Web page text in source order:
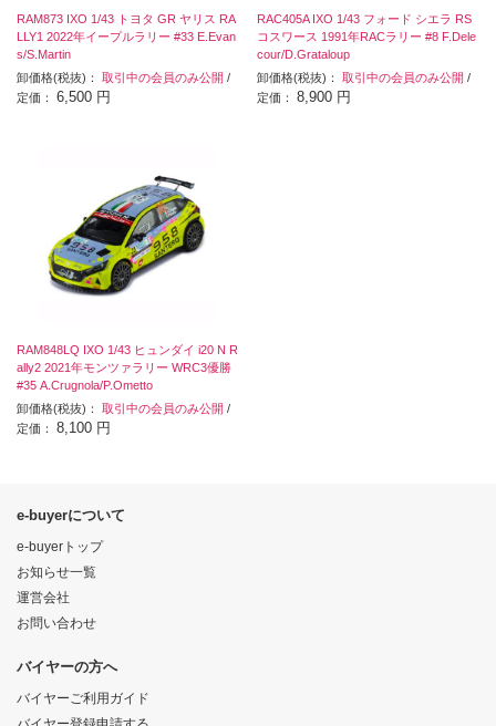
RAM873 IXO 1/43 トヨタ GR ヤリス RA
LLY1 2022年イープルラリー #33 E.Evan
s/S.Martin
卸価格(税抜)： 取引中の会員のみ公開 /
定価： 6,500 円
RAC405A IXO 1/43 フォード シエラ RS
コスワース 1991年RACラリー #8 F.Dele
cour/D.Grataloup
卸価格(税抜)：取引中の会員のみ公開 /
定価：8,900 円
RAM848LQ IXO 1/43 ヒュンダイ i20 N R
ally2 2021年モンツァラリー WRC3優勝
#35 A.Crugnola/P.Ometto
卸価格(税抜)： 取引中の会員のみ公開 /
定価： 8,100 円
e-buyerについて
e-buyerトップ
お知らせ一覧
運営会社
お問い合わせ
バイヤーの方へ
バイヤーご利用ガイド
バイヤー登録申請する